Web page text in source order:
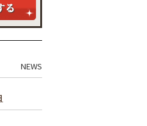
NEWS